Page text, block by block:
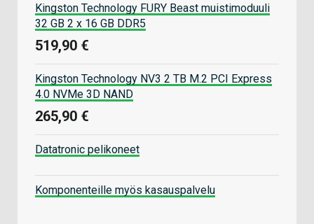
Kingston Technology FURY Beast muistimoduuli
32 GB 2 x 16 GB DDR5
519,90 €
Kingston Technology NV3 2 TB M.2 PCI Express
4.0 NVMe 3D NAND
265,90 €
Datatronic pelikoneet
Komponenteille myös kasauspalvelu